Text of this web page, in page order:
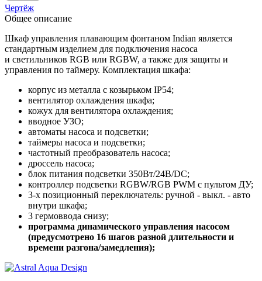
Чертёж
Общее описание
Шкаф управления плавающим фонтаном Indian является
стандартным изделием для подключения насоса
и светильников RGB или RGBW, а также для защиты и
управления по таймеру. Комплектация шкафа:
корпус из металла с козырьком IP54;
вентилятор охлаждения шкафа;
кожух для вентилятора охлаждения;
вводное УЗО;
автоматы насоса и подсветки;
таймеры насоса и подсветки;
частотный преобразователь насоса;
дроссель насоса;
блок питания подсветки 350Вт/24В/DC;
контроллер подсветки RGBW/RGB PWM с пультом ДУ;
3-х позиционный переключатель: ручной - выкл. - авто
внутри шкафа;
3 гермоввода снизу;
программа динамического управления насосом
(предусмотрено 16 шагов разной длительности и
времени разгона/замедления);